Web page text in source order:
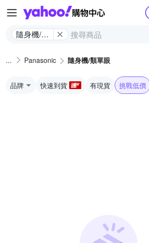
Yahoo購物
隨身機/類
Panasonic 隨身機/類單眼
品牌 快速到貨 有現貨 挑戰低價